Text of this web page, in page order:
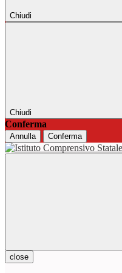
Chiudi
Chiudi
Conferma
Annulla Conferma
close